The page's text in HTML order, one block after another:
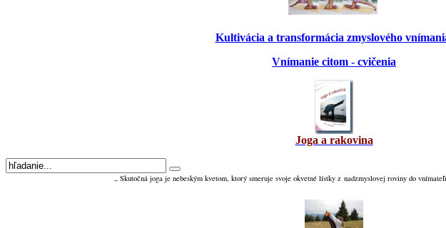
Kultivácia a transformácia zmyslového
Vnímanie citom - cvičenia
Joga a rakovina
„ Skutočná joga je nebeským kvetom, ktorý smeruje svoje okvetné lístky z nadzmyslovej roviny do